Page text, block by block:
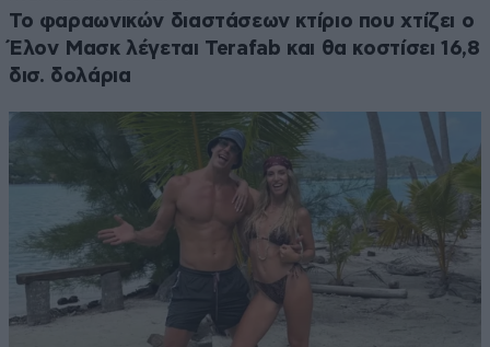
Το φαραωνικών διαστάσεων κτίριο που χτίζει ο
Έλον Μασκ λέγεται Terafab και θα κοστίσει 16,8
δισ. δολάρια